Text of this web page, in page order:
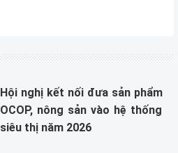
Hội nghị kết nối đưa sản phẩm
OCOP, nông sản vào hệ thống
siêu thị năm 2026